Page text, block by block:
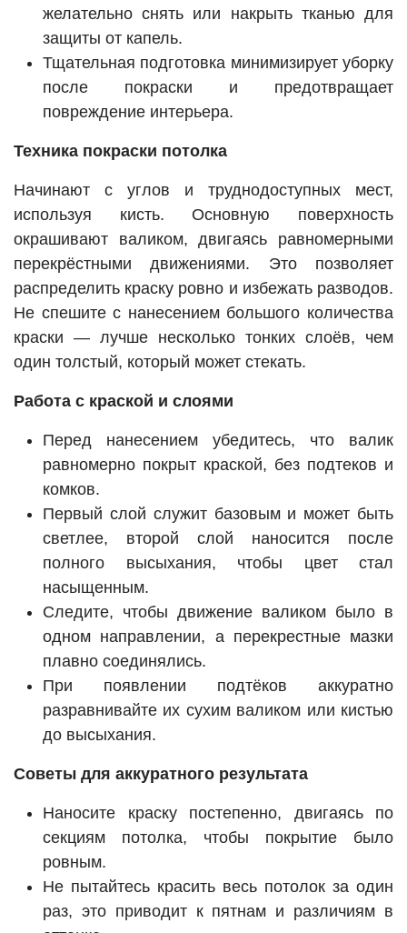
желательно снять или накрыть тканью для
защиты от капель.
Тщательная подготовка минимизирует уборку
после покраски и предотвращает
повреждение интерьера.
Техника покраски потолка
Начинают с углов и труднодоступных мест,
используя кисть. Основную поверхность
окрашивают валиком, двигаясь равномерными
перекрёстными движениями. Это позволяет
распределить краску ровно и избежать разводов.
Не спешите с нанесением большого количества
краски — лучше несколько тонких слоёв, чем
один толстый, который может стекать.
Работа с краской и слоями
Перед нанесением убедитесь, что валик
равномерно покрыт краской, без подтеков и
комков.
Первый слой служит базовым и может быть
светлее, второй слой наносится после
полного высыхания, чтобы цвет стал
насыщенным.
Следите, чтобы движение валиком было в
одном направлении, а перекрестные мазки
плавно соединялись.
При появлении подтёков аккуратно
разравнивайте их сухим валиком или кистью
до высыхания.
Советы для аккуратного результата
Наносите краску постепенно, двигаясь по
секциям потолка, чтобы покрытие было
ровным.
Не пытайтесь красить весь потолок за один
раз, это приводит к пятнам и различиям в